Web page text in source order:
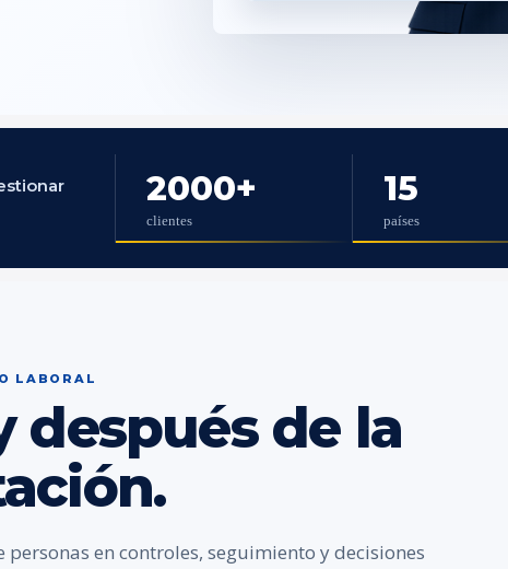
2000+
clientes
15
países
LABORAL
después de la
en controles, seguimiento y decisiones